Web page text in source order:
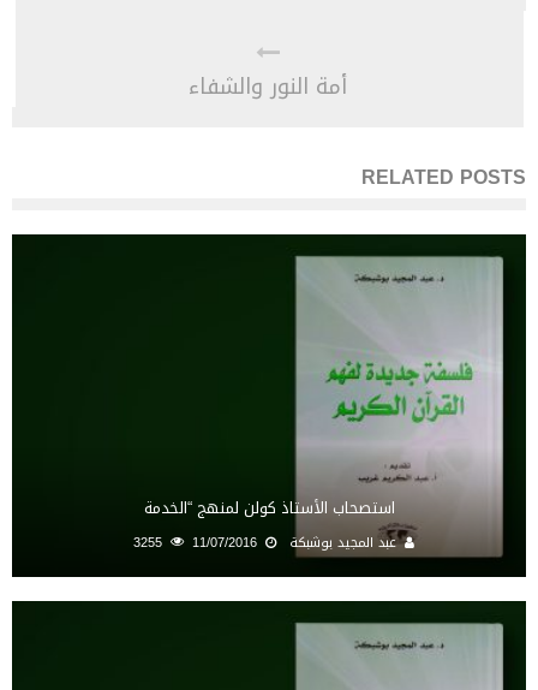
أمة النور والشفاء
RELATED POSTS
استصحاب الأستاذ كولن لمنهج “الخدمة
عبد المجيد بوشبكة 11/07/2016
3255